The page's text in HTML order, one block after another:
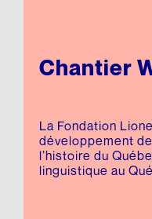
Chantier
La Fondation
développement
l’histoire du
linguistique au